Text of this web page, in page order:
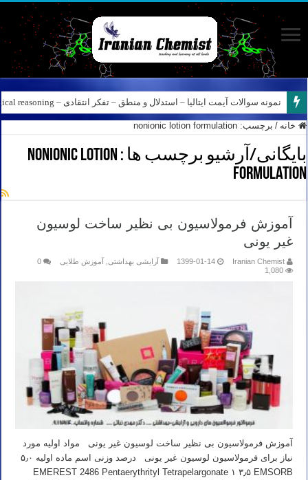
نمونه سوالات آیمت ایتالیا – استدلال و منطق – تفکر انتقادی – Logical reasoning – پارت ۸
خانه / برچسب: nonionic lotion formulation
بایگانی/آرشیو برچسب ها : nonionic lotion
formulation
آموزش فرمولاسیون بی نظیر ساخت لوسیون
غیر یونی
Iranian Chemist
1399-01-14 آرایشی بهداشتی آموزش طلایی
0
1,080
آموزش فرمولاسیون بی نظیر ساخت لوسیون غیر یونی مواد اولیه مورد
نیاز برای فرمولاسیون لوسیون غیر یونی درصد وزنی اسم ماده اولیه ۵٫۰
EMEREST 2486 Pentaerythrityl Tetrapelargonate ۱ ۳٫۵ EMSORB